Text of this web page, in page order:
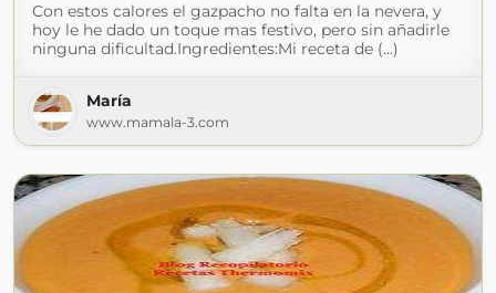
Con estos calores el gazpacho no falta en la nevera, y
hoy le he dado un toque mas festivo, pero sin añadirle
ninguna dificultad.Ingredientes:Mi receta de (...)
María
www.mamala-3.com